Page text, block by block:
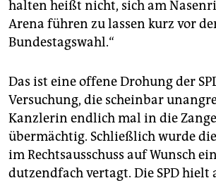
halten heißt nicht, sich am
Arena führen zu lassen kurz vor
Bundestagswahl.“
Das ist eine offene Drohung der
Versuchung, die scheinbar
Kanzlerin endlich mal in die
übermächtig. Schließlich wurde
im Rechtsausschuss auf Wunsch
dutzendfach vertagt. Die SPD hielt